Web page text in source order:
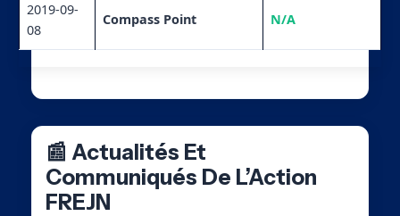
2019-09-
08
Compass Point N/A
📰 Actualités Et
Communiqués De L’Action
FREJN